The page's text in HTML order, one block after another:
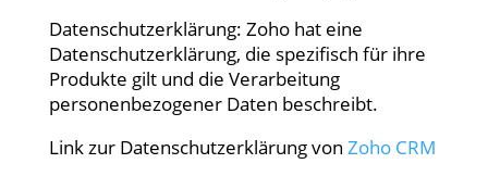
Datenschutzerklärung: Zoho hat eine
Datenschutzerklärung, die spezifisch für ihre
Produkte gilt und die Verarbeitung
personenbezogener Daten beschreibt.
Link zur Datenschutzerklärung von Zoho CRM